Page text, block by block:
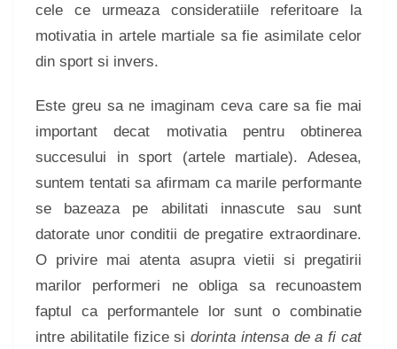
cele ce urmeaza consideratiile referitoare la
motivatia in artele martiale sa fie asimilate celor
din sport si invers.
Este greu sa ne imaginam ceva care sa fie mai
important decat motivatia pentru obtinerea
succesului in sport (artele martiale). Adesea,
suntem tentati sa afirmam ca marile performante
se bazeaza pe abilitati innascute sau sunt
datorate unor conditii de pregatire extraordinare.
O privire mai atenta asupra vietii si pregatirii
marilor performeri ne obliga sa recunoastem
faptul ca performantele lor sunt o combinatie
intre abilitatile fizice sidorinta intensa de a fi cat